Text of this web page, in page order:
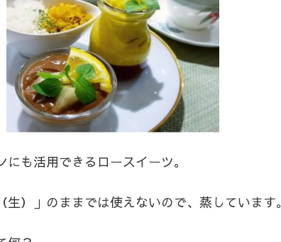
も活用できるロースイーツ。
）」のままでは使えないので、蒸しています。